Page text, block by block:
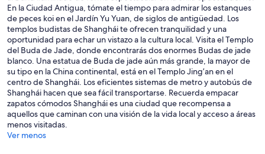
En la Ciudad Antigua, tómate el tiempo para admirar los estanques
de peces koi en el Jardín Yu Yuan, de siglos de antigüedad. Los
templos budistas de Shanghái te ofrecen tranquilidad y una
oportunidad para echar un vistazo a la cultura local. Visita el Templo
del Buda de Jade, donde encontrarás dos enormes Budas de jade
blanco. Una estatua de Buda de jade aún más grande, la mayor de
su tipo en la China continental, está en el Templo Jing’an en el
centro de Shanghái. Los eficientes sistemas de metro y autobús de
Shanghái hacen que sea fácil transportarse. Recuerda empacar
zapatos cómodos Shanghái es una ciudad que recompensa a
aquellos que caminan con una visión de la vida local y acceso a áreas
menos visitadas.
Ver menos